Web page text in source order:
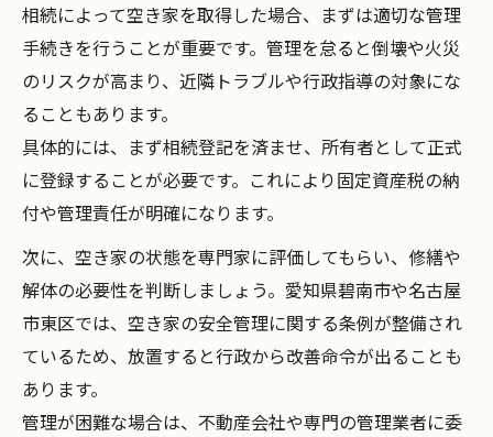
相続によって空き家を取得した場合、まずは適切な管理
手続きを行うことが重要です。管理を怠ると倒壊や火災
のリスクが高まり、近隣トラブルや行政指導の対象にな
ることもあります。
具体的には、まず相続登記を済ませ、所有者として正式
に登録することが必要です。これにより固定資産税の納
付や管理責任が明確になります。
次に、空き家の状態を専門家に評価してもらい、修繕や
解体の必要性を判断しましょう。愛知県碧南市や名古屋
市東区では、空き家の安全管理に関する条例が整備され
ているため、放置すると行政から改善命令が出ることも
あります。
管理が困難な場合は、不動産会社や専門の管理業者に委